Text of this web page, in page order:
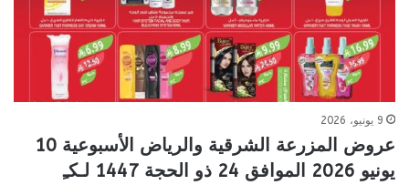
9 يونيو، 2026
عروض المزرعة الشرقية والرياض الأسبوعية 10
يونيو 2026 الموافق 24 ذو الحجة 1447 لـكـِ